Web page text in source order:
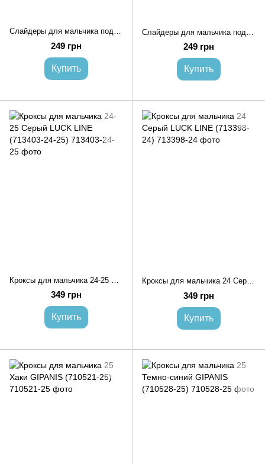
Слайдеры для мальчика подростка 36 Темно-серый GIPANIS (711145-36)
249 грн
Купить
249 грн
Купить
349 грн
Купить
Кроксы для мальчика 24 Серый LUCK LINE (713398-24)
349 грн
Купить